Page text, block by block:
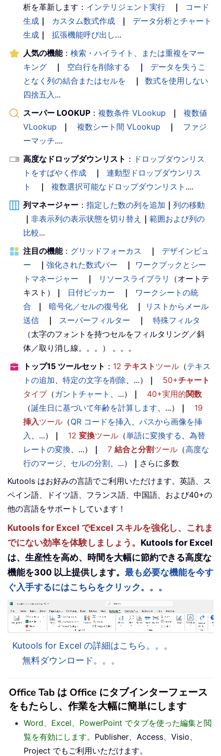
析を革新します： インテリジェント実行 ｜
コード
生成 ｜ カスタム数式作成 ｜
データ分析とチャート
生成 ｜ 拡張機能呼び出し…
人気の機能： 検索・ハイライト、または重複をマー
キング
｜ 空白行を削除する ｜
データを失うこ
となく列の結合またはセルを
｜
数式を使用しない
四捨五入 ...
スーパー LOOKUP ： 複数条件 VLookup ｜
複数値
VLookup
｜ 複数シート間 VLookup ｜
ファジ
ーマッチ....
高度なドロップダウンリスト ： ドロップダウンリス
トをすばやく作成
｜
連動型ドロップダウンリス
ト
｜ 複数選択可能なドロップダウンリスト ....
列マネージャー ： 指定した数の列を追加 ｜ 列の移動
｜ 非表示列の表示状態を切り替え ｜ 範囲および列の
比較...
注目の機能： グリッドフォーカス ｜
デザインビュ
ー
｜ 強化された数式バー ｜
ワークブックとシー
トマネージャー
｜ リソースライブラリ
（オートテ
キスト）
｜ 日付ピッカー ｜
ワークシートの統
合
｜ 暗号化／セルの復号化 ｜
リストからメール
送信
｜ スーパーフィルター ｜
特殊フィルタ
（太字のフォントを持つセルをフィルタリング／斜
体／取り消し線。。。） 。。。
トップ15 ツールセット ： 12 テキスト ツール （テキス
トの追加
特定の文字を削除 、...） ｜ 50+チャート
タイプ（ ガントチャート 、...） ｜ 40+実用的関数
（誕生日に基づいて年齢を計算します 、...） ｜
19
挿入ツール （QR コードを挿入
パスから画像を挿
入
、...） ｜ 12 変換ツール （単語に変換する
為替
レートの変換 、...） ｜ 7 結合と分割ツール （高度な
行のマージ
セルの分割 、...） ｜ さらに多数
Kutools はお好みの言語でご利用いただけます。英語、ス
ペイン語、ドイツ語、フランス語、中国語、および40+の
他の言語をサポートしています！
Kutools for Excel でExcel スキルを強化し、これま
でにない効率を体験しましょう。 Kutools for Excel
は、生産性を高め、時間を大幅に節約できる高度な
機能を300 以上提供します。 最も必要な機能を今す
ぐ入手するにはこちらをクリック。。。
Kutools for Excel の詳細はこちら。。。
無料ダウンロード。。。
Office Tab は Office にタブインターフェース
をもたらし、作業を大幅に簡単にします
Word、Excel、PowerPoint でタブを使った編集と閲
覧を有効にします。 Publisher、Access、Visio、
Project でもご利用いただけます。